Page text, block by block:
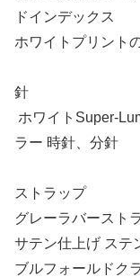
ドインデックス
ホワイトプリント
針
ホワイトSuper-
ラー 時針、分針
ストラップ
グレーラバースト
サテン仕上げ ステ
ブルフォールドク